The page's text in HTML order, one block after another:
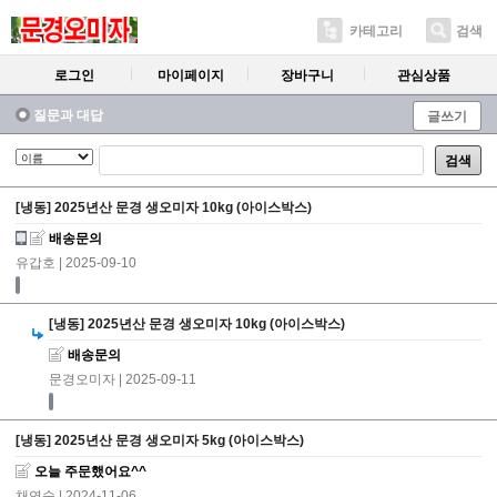
카테고리 검색
로그인 마이페이지 장바구니 관심상품
질문과 대답 글쓰기
검색
[냉동] 2025년산 문경 생오미자 10kg (아이스박스)
배송문의
유갑호
| 2025-09-10
[냉동] 2025년산 문경 생오미자 10kg (아이스박스)
배송문의
문경오미자
| 2025-09-11
[냉동] 2025년산 문경 생오미자 5kg (아이스박스)
오늘 주문했어요^^